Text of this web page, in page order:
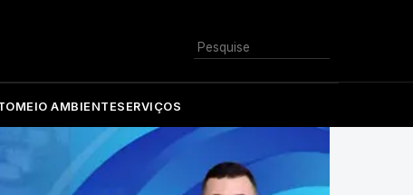
Buscar
MEIO AMBIENTESERVIÇOS